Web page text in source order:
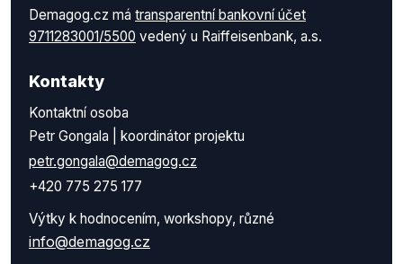
Demagog.cz má transparentní bankovní účet
9711283001/5500 vedený u Raiffeisenbank, a.s.
Kontakty
Kontaktní osoba
Petr Gongala | koordinátor projektu
petr.gongala@demagog.cz
+420 775 275 177
Výtky k hodnocením, workshopy, různé
info@demagog.cz